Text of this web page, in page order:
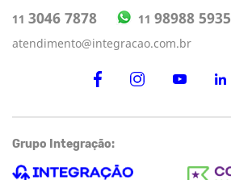
11 3046 7878 11 98988 5935
atendimento@integracao.com.br
Grupo Integração: